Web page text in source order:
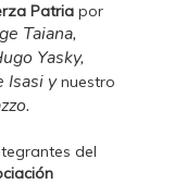
Patria por
Taiana,
Yasky,
Isasi ynuestro
.
del